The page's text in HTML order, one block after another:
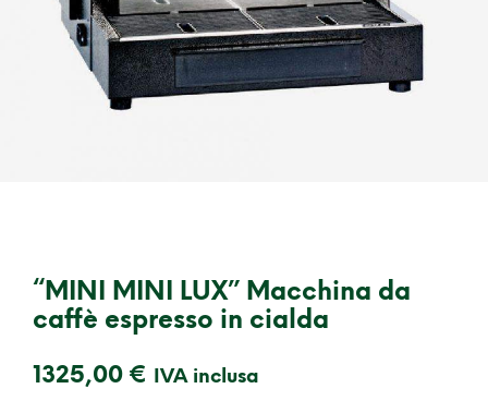
“MINI MINI LUX” Macchina da
caffè espresso in cialda
1325,00 € IVA inclusa